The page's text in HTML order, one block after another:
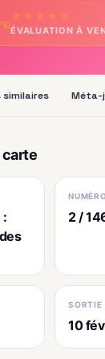
★ ★ ★ ★ ★
ÉVALUATION À
similaires Méta-
carte
:
2 /
SORTIE
10